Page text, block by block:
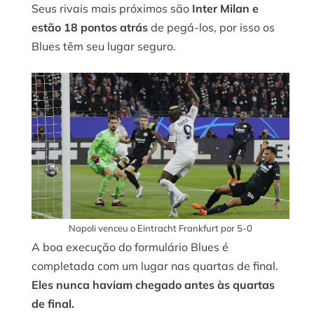
Seus rivais mais próximos são Inter Milan e
estão 18 pontos atrás de pegá-los, por isso os
Blues têm seu lugar seguro.
Napoli venceu o Eintracht Frankfurt por 5-0
A boa execução do formulário Blues é
completada com um lugar nas quartas de final.
Eles nunca haviam chegado antes às quartas
de final.